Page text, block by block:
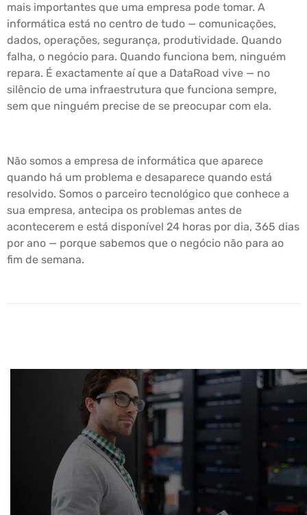
mais importantes que uma empresa pode tomar. A
informática está no centro de tudo — comunicações,
dados, operações, segurança, produtividade. Quando
falha, o negócio para. Quando funciona bem, ninguém
repara. É exactamente aí que a DataRoad vive — no
silêncio de uma infraestrutura que funciona sempre,
sem que ninguém precise de se preocupar com ela.
Não somos a empresa de informática que aparece
quando há um problema e desaparece quando está
resolvido. Somos o parceiro tecnológico que conhece a
sua empresa, antecipa os problemas antes de
acontecerem e está disponível 24 horas por dia, 365 dias
por ano — porque sabemos que o negócio não para ao
fim de semana.